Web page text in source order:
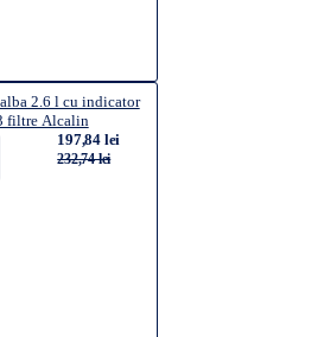
2.6 l cu indicator
filtre Alcalin
197,84 lei
232,74 lei